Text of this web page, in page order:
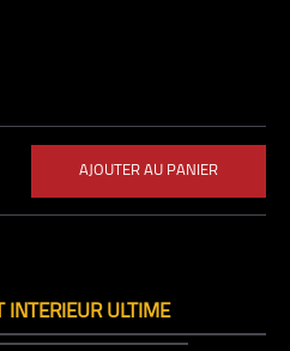
AJOUTER AU PANIER
INTERIEUR ULTIME